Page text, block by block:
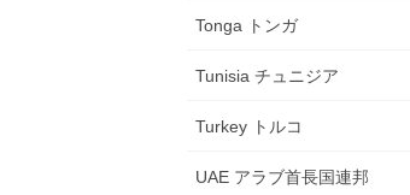
Tonga トンガ
Tunisia チュニジア
Turkey トルコ
UAE アラブ首長国連邦